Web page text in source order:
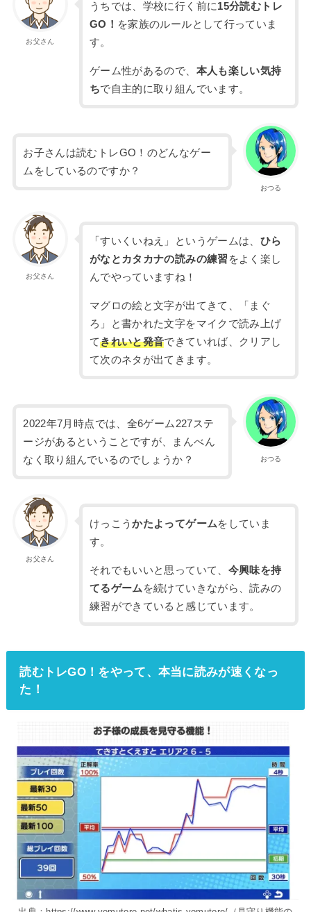
お父さん
うちでは、学校に行く前に15分読むトレ
GO！ を家族のルールとして行っていま
す。
ゲーム性があるので、 本人も楽しい気持
ちで自主的に取り組んでいます。
おつる
お子さんは読むトレGO！のどんなゲー
ムをしているのですか？
お父さん
「すいくいねえ」というゲームは、 ひら
がなとカタカナの読みの練習 をよく楽し
んでやっていますね！
マグロの絵と文字が出てきて、「まぐ
ろ」と書かれた文字をマイクで読み上げ
てきれいと発音できていれば、クリアし
て次のネタが出てきます。
おつる
2022年7月時点では、全6ゲーム227ステ
ージがあるということですが、まんべん
なく取り組んでいるのでしょうか？
お父さん
けっこうかたよってゲームをしていま
す。
それでもいいと思っていて、 今興味を持
てるゲーム を続けていきながら、読みの
練習ができていると感じています。
読むトレGO！をやって、本当に読みが速くなっ
た！